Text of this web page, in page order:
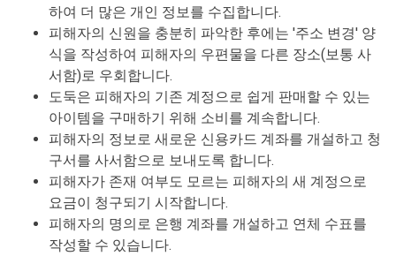
하여 더 많은 개인 정보를 수집합니다.
피해자의 신원을 충분히 파악한 후에는 '주소 변경' 양
식을 작성하여 피해자의 우편물을 다른 장소(보통 사
서함)로 우회합니다.
도둑은 피해자의 기존 계정으로 쉽게 판매할 수 있는
아이템을 구매하기 위해 소비를 계속합니다.
피해자의 정보로 새로운 신용카드 계좌를 개설하고 청
구서를 사서함으로 보내도록 합니다.
피해자가 존재 여부도 모르는 피해자의 새 계정으로
요금이 청구되기 시작합니다.
피해자의 명의로 은행 계좌를 개설하고 연체 수표를
작성할 수 있습니다.